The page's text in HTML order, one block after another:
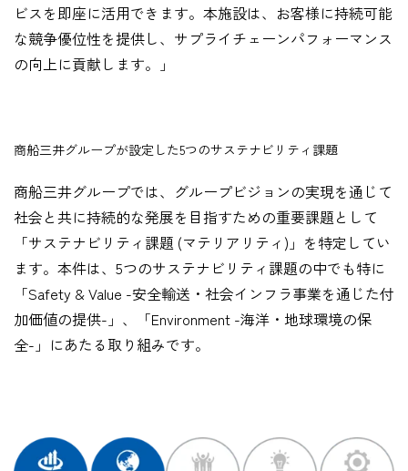
ビスを即座に活用できます。本施設は、お客様に持続可能
な競争優位性を提供し、サプライチェーンパフォーマンス
の向上に貢献します。」
商船三井グループが設定した5つのサステナビリティ課題
商船三井グループでは、グループビジョンの実現を通じて
社会と共に持続的な発展を目指すための重要課題として
「サステナビリティ課題 (マテリアリティ)」を特定してい
ます。本件は、5つのサステナビリティ課題の中でも特に
「Safety & Value -安全輸送・社会インフラ事業を通じた付
加価値の提供-」、「Environment -海洋・地球環境の保
全-」にあたる取り組みです。